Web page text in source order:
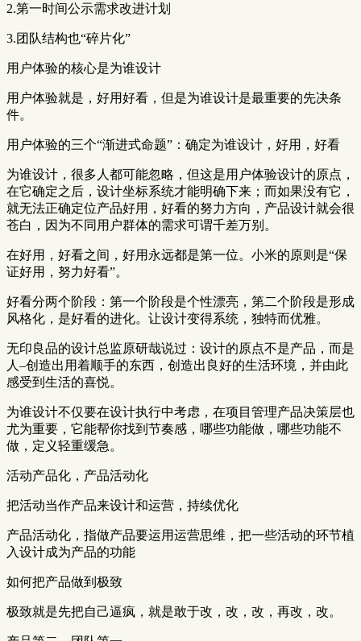
2.第一时间公示需求改进计划
3.团队结构也“碎片化”
用户体验的核心是为谁设计
用户体验就是，好用好看，但是为谁设计是最重要的先决条
件。
用户体验的三个“渐进式命题”：确定为谁设计，好用，好看
为谁设计，很多人都可能忽略，但这是用户体验设计的原点，
在它确定之后，设计坐标系统才能明确下来；而如果没有它，
就无法正确定位产品好用，好看的努力方向，产品设计就会很
苍白，因为不同用户群体的需求可谓千差万别。
在好用，好看之间，好用永远都是第一位。小米的原则是“保
证好用，努力好看”。
好看分两个阶段：第一个阶段是个性漂亮，第二个阶段是形成
风格化，是好看的进化。让设计变得系统，独特而优雅。
无印良品的设计总监原研哉说过：设计的原点不是产品，而是
人–创造出用着顺手的东西，创造出良好的生活环境，并由此
感受到生活的喜悦。
为谁设计不仅要在设计执行中考虑，在项目管理产品决策层也
尤为重要，它能帮你找到节奏感，哪些功能做，哪些功能不
做，定义轻重缓急。
活动产品化，产品活动化
把活动当作产品来设计和运营，持续优化
产品活动化，指做产品要运用运营思维，把一些活动的环节植
入设计成为产品的功能
如何把产品做到极致
极致就是先把自己逼疯，就是敢于改，改，改，再改，改。